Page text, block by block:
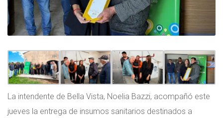
La intendente de Bella Vista, Noelia Bazzi, acompañó este
jueves la entrega de insumos sanitarios destinados a